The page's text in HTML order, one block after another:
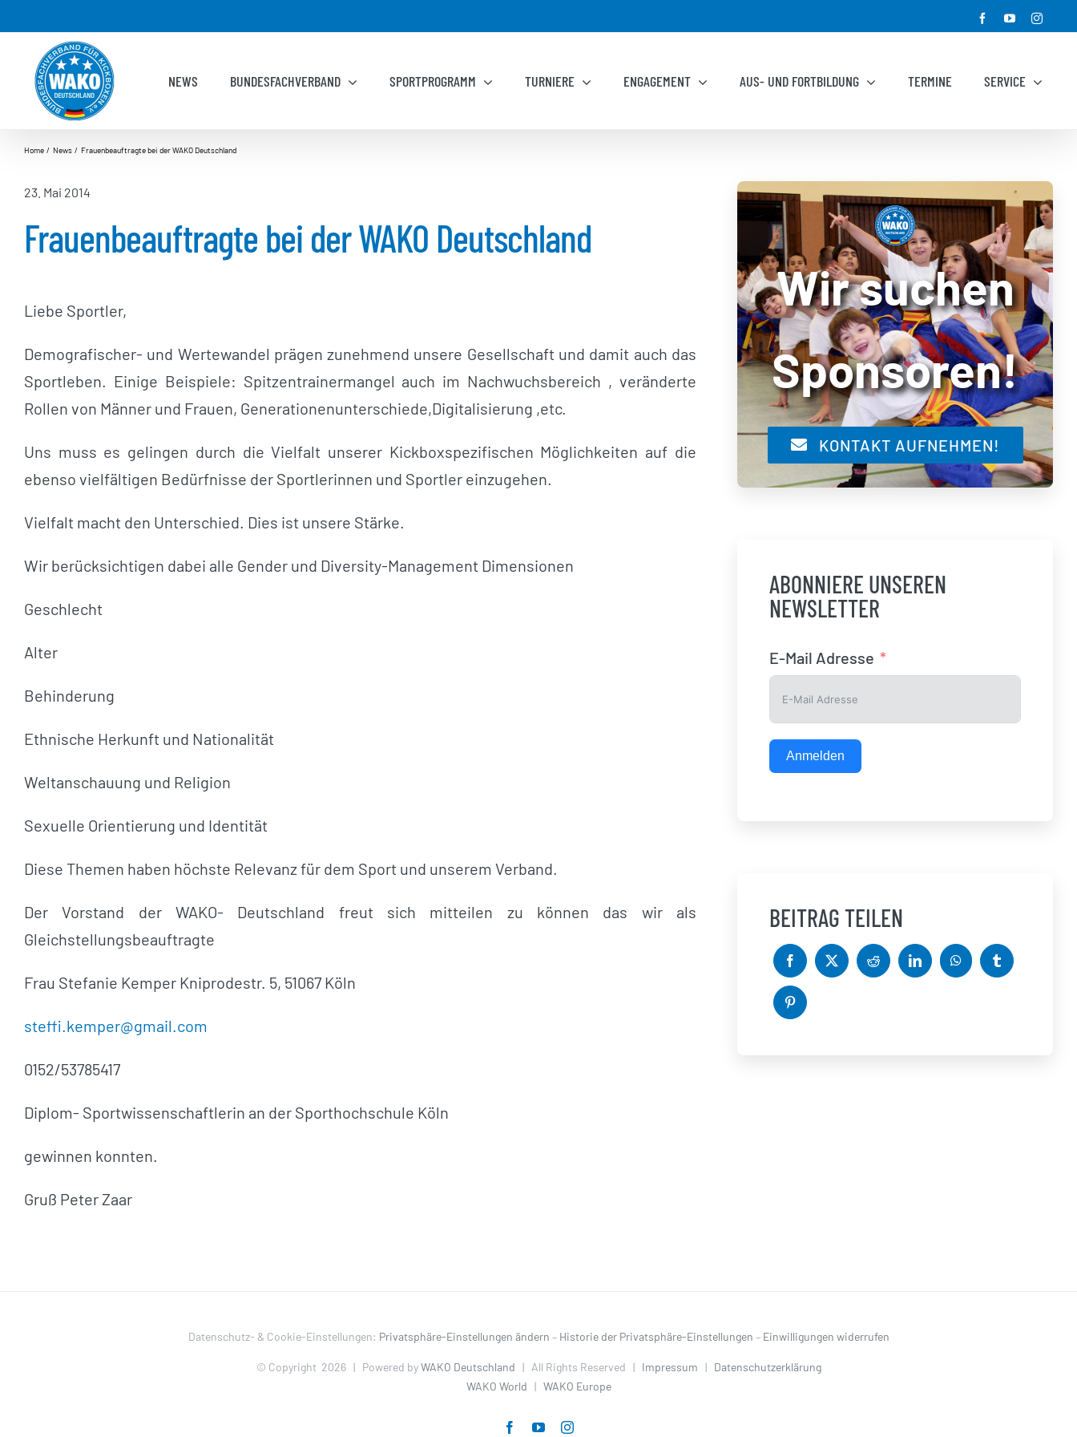
springen
FacebookYouTube
NEWS BUNDESFACHVERBAND SPORTPROGRAMM TURNIERE ENGAGEMENT AUS- UND FORTBILDUNG TERMINE SERVICE
Home News Frauenbeauftragte bei der WAKO Deutschland
23. Mai 2014
Frauenbeauftragte bei der WAKO Deutschland
Liebe Sportler,
Demografischer- und Wertewandel prägen zunehmend unsere Gesellschaft und damit auch das
Sportleben. Einige Beispiele: Spitzentrainermangel auch im Nachwuchsbereich , veränderte
Rollen von Männer und Frauen, Generationenunterschiede,Digitalisierung ,etc.
Uns muss es gelingen durch die Vielfalt unserer Kickboxspezifischen Möglichkeiten auf die
ebenso vielfältigen Bedürfnisse der Sportlerinnen und Sportler einzugehen.
Vielfalt macht den Unterschied. Dies ist unsere Stärke.
Wir berücksichtigen dabei alle Gender und Diversity-Management Dimensionen
Geschlecht
Alter
Behinderung
Ethnische Herkunft und Nationalität
Weltanschauung und Religion
Sexuelle Orientierung und Identität
Diese Themen haben höchste Relevanz für dem Sport und unserem Verband.
Der Vorstand der WAKO- Deutschland freut sich mitteilen zu können das wir als
Gleichstellungsbeauftragte
Frau Stefanie Kemper Kniprodestr. 5, 51067 Köln
steffi.kemper@gmail.com
0152/53785417
Diplom- Sportwissenschaftlerin an der Sporthochschule Köln
gewinnen konnten.
Gruß Peter Zaar
Wir suchen
Sponsoren!
KONTAKT AUFNEHMEN!
ABONNIERE UNSEREN
NEWSLETTER
E-Mail Adresse
Anmelden
BEITRAG TEILEN
Datenschutz- & Cookie-Einstellungen: Privatsphäre-Einstellungen ändern – Historie der Privatsphäre-Einstellungen – Einwilligungen widerrufen
© Copyright 2026 | Powered byWAKO Deutschland | All Rights Reserved | Impressum | Datenschutzerklärung
WAKO World | WAKO Europe
FacebookYouTubeInstagram